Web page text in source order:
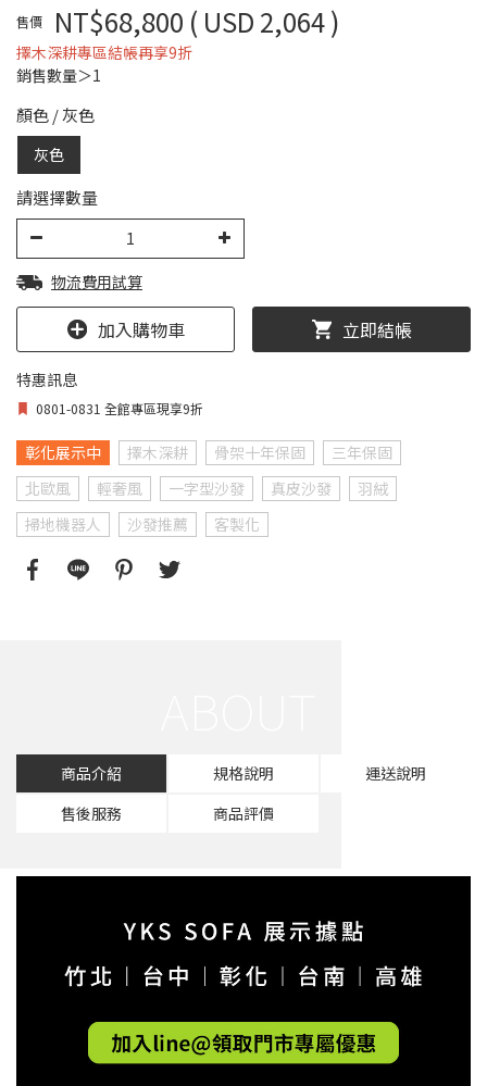
售價 NT$68,800 ( USD 2,064 )
擇木深耕專區結帳再享9折
銷售數量＞1
顏色/灰色
灰色
請選擇數量
物流費用試算
加入購物車 立即結帳
特惠訊息
0801-0831 全館專區現享9折
彰化展示中 擇木深耕 骨架十年保固
三年保固
北歐風
輕奢風 一字型沙發 真皮沙發
羽絨
掃地機器人
沙發推薦 客製化
商品介紹 規格說明
運送說明
售後服務
商品評價